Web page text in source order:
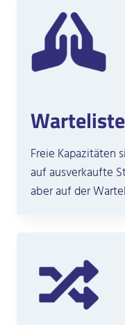
Warteliste
Freie Kapazitäten
auf ausverkaufte
aber auf der